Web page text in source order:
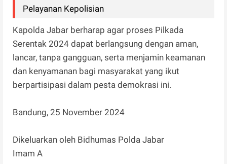
Pelayanan Kepolisian
Kapolda Jabar berharap agar proses Pilkada
Serentak 2024 dapat berlangsung dengan aman,
lancar, tanpa gangguan, serta menjamin keamanan
dan kenyamanan bagi masyarakat yang ikut
berpartisipasi dalam pesta demokrasi ini.
Bandung, 25 November 2024
Dikeluarkan oleh Bidhumas Polda Jabar
Imam A